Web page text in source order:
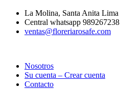
La Molina, Santa Anita Lima
Central whatsapp 989267238
ventas@floreriarosafe.com
Nosotros
Su cuenta – Crear cuenta
Contacto